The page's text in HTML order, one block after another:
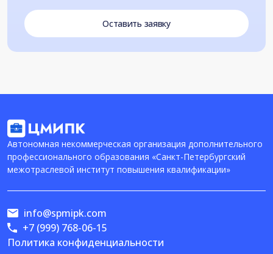
Оставить заявку
Автономная некоммерческая организация дополнительного
профессионального образования «Санкт-Петербургский
межотраслевой институт повышения квалификации»
Политика конфиденциальности
info@spmipk.com
+7 (999) 768-06-15